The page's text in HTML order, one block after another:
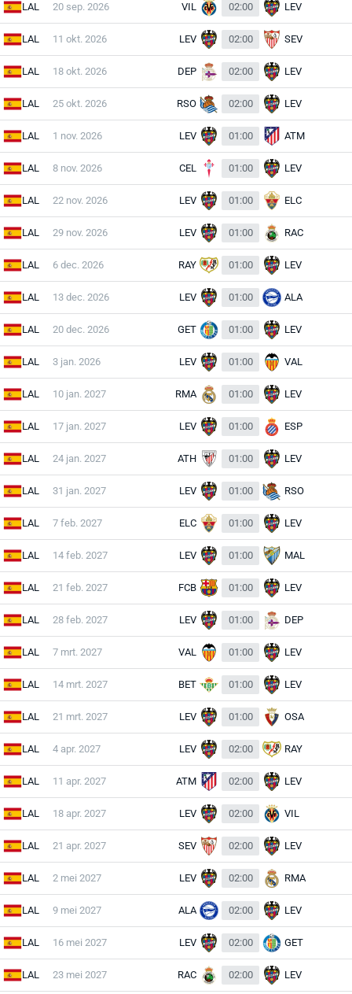
LAL 20 sep. 2026 VIL 02:00 LEV
LAL 11 okt. 2026 LEV 02:00 SEV
LAL 18 okt. 2026 DEP 02:00 LEV
LAL 25 okt. 2026 RSO 02:00 LEV
LAL 1 nov. 2026 LEV 01:00 ATM
LAL 8 nov. 2026 CEL 01:00 LEV
LAL 22 nov. 2026 LEV 01:00 ELC
LAL 29 nov. 2026 LEV 01:00 RAC
LAL 6 dec. 2026 RAY 01:00 LEV
LAL 13 dec. 2026 LEV 01:00 ALA
LAL 20 dec. 2026 GET 01:00 LEV
LAL 3 jan. 2026 LEV 01:00 VAL
LAL 10 jan. 2027 RMA 01:00 LEV
LAL 17 jan. 2027 LEV 01:00 ESP
LAL 24 jan. 2027 ATH 01:00 LEV
LAL 31 jan. 2027 LEV 01:00 RSO
LAL 7 feb. 2027 ELC 01:00 LEV
LAL 14 feb. 2027 LEV 01:00 MAL
LAL 21 feb. 2027 FCB 01:00 LEV
LAL 28 feb. 2027 LEV 01:00 DEP
LAL 7 mrt. 2027 VAL 01:00 LEV
LAL 14 mrt. 2027 BET 01:00 LEV
LAL 21 mrt. 2027 LEV 01:00 OSA
LAL 4 apr. 2027 LEV 02:00 RAY
LAL 11 apr. 2027 ATM 02:00 LEV
LAL 18 apr. 2027 LEV 02:00 VIL
LAL 21 apr. 2027 SEV 02:00 LEV
LAL 2 mei 2027 LEV 02:00 RMA
LAL 9 mei 2027 ALA 02:00 LEV
LAL 16 mei 2027 LEV 02:00 GET
LAL 23 mei 2027 RAC 02:00 LEV